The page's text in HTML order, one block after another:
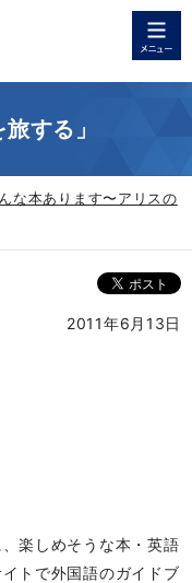
する」
な本あります〜アリスの
2011年6月13日
楽しめそうな本・英語
トで外国語のガイドブ